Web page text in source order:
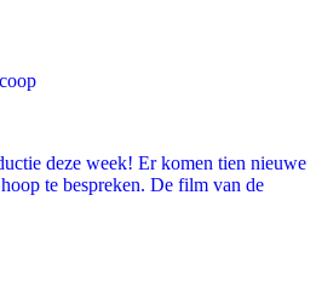
deze week! Er komen tien nieuwe
te bespreken. De film van de